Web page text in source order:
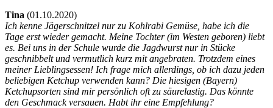
Tina (01.10.2020)
Ich kenne Jägerschnitzel nur zu Kohlrabi Gemüse, habe ich die
Tage erst wieder gemacht. Meine Tochter (im Westen geboren) liebt
es. Bei uns in der Schule wurde die Jagdwurst nur in Stücke
geschnibbelt und vermutlich kurz mit angebraten. Trotzdem eines
meiner Lieblingsessen! Ich frage mich allerdings, ob ich dazu jeden
beliebigen Ketchup verwenden kann? Die hiesigen (Bayern)
Ketchupsorten sind mir persönlich oft zu säurelastig. Das könnte
den Geschmack versauen. Habt ihr eine Empfehlung?